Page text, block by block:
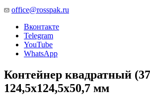
office@rosspak.ru
Вконтакте
Telegram
YouTube
WhatsApp
Контейнер квадратный
124,5х124,5х50,7 мм